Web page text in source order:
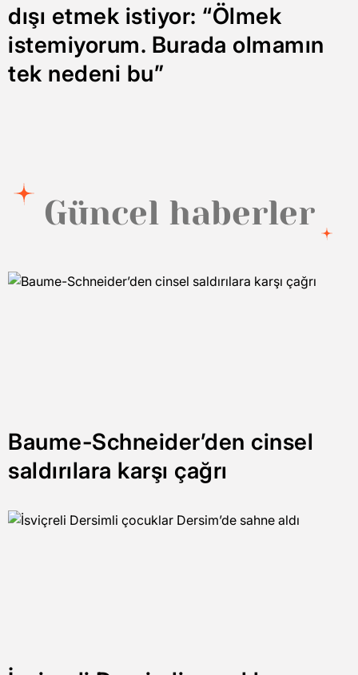
dışı etmek istiyor: “Ölmek
istemiyorum. Burada olmamın
tek nedeni bu”
Güncel haberler
Baume-Schneider’den cinsel
saldırılara karşı çağrı